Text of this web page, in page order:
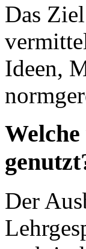
Das
Ideen,
Der